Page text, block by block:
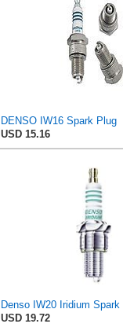
DENSO IW16 Spark Plug
USD 15.16
USD 19.72